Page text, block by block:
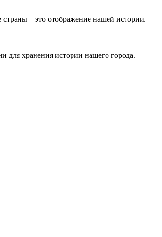
– это отображение нашей истории.
для хранения истории нашего города.